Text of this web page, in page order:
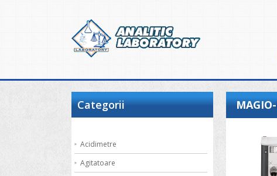
Categorii
Acidimetre
Agitatoare